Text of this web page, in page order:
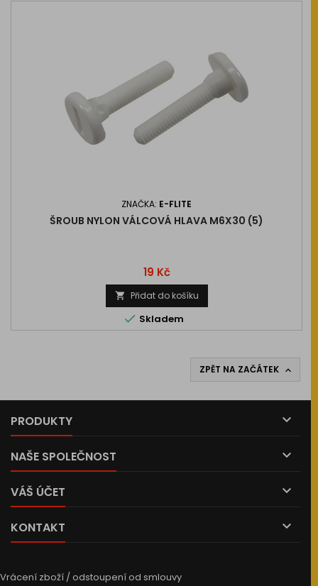
ZNAČKA: E-FLITE
ŠROUB NYLON VÁLCOVÁ HLAVA M6X30 (5)
Cena
19 Kč
 Přidat do košíku
 Skladem
ZPĚT NA ZAČÁTEK 
PRODUKTY 
NAŠE SPOLEČNOST 
VÁŠ ÚČET 
KONTAKT 
Vrácení zboží / odstoupení od smlouvy